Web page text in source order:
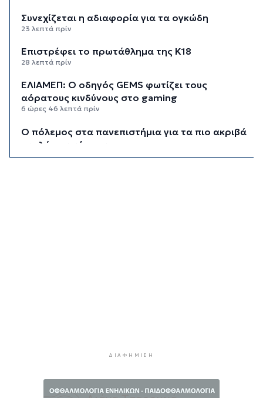
Συνεχίζεται η αδιαφορία για τα ογκώδη
23 λεπτά πρίν
Επιστρέφει το πρωτάθλημα της Κ18
28 λεπτά πρίν
ΕΛΙΑΜΕΠ: Ο οδηγός GEMS φωτίζει τους
αόρατους κινδύνους στο gaming
6 ώρες 46 λεπτά πρίν
Ο πόλεμος στα πανεπιστήμια για τα πιο ακριβά
μυαλά του κόσμου
7 ώρες 31 λεπτά πρίν
ΔΙΑΦΉΜΙΣΗ